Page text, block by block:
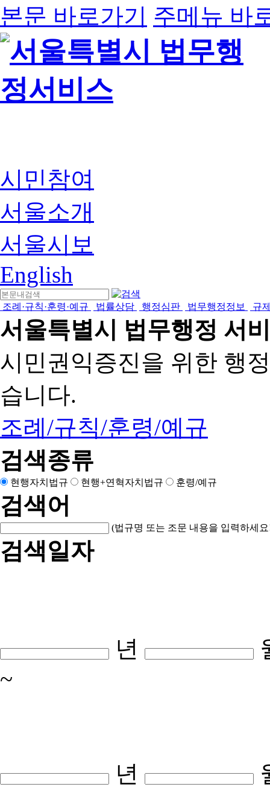
본문 바로가기 주메뉴 바
시민참여
서울소개
서울시보
English
조례·규칙·훈령·예규 법률상담 행정심판 법무행정정보 규
서울특별시 법무행정 서
시민권익증진을 위한 행
습니다.
조례/규칙/훈령/예규
검색종류
현행자치법규 현행+연혁자치법규 훈령/예규
검색어
(법규명 또는 조문 내용을 입력하세
검색일자
년
~
년